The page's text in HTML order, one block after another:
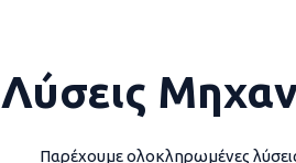
Λύσεις
Παρέχουμε ολοκληρωμένες